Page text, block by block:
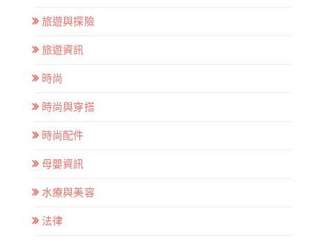
旅遊與探險
旅遊資訊
時尚
時尚與穿搭
時尚配件
母嬰資訊
水療與美容
法律